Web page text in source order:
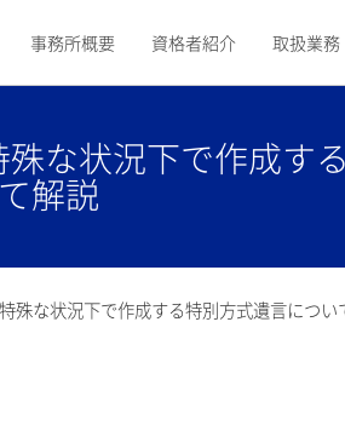
事務所概要 資格者紹介 取扱業務
な状況下で作成す
解説
殊な状況下で作成する特別方式遺言につい